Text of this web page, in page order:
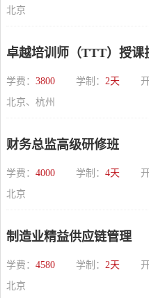
北京
卓越培训师（TTT）授课
学费： 3800 学制： 2天
北京、杭州
财务总监高级研修班
学费： 4000 学制： 4天
北京
制造业精益供应链管理
学费： 4580 学制： 2天
北京